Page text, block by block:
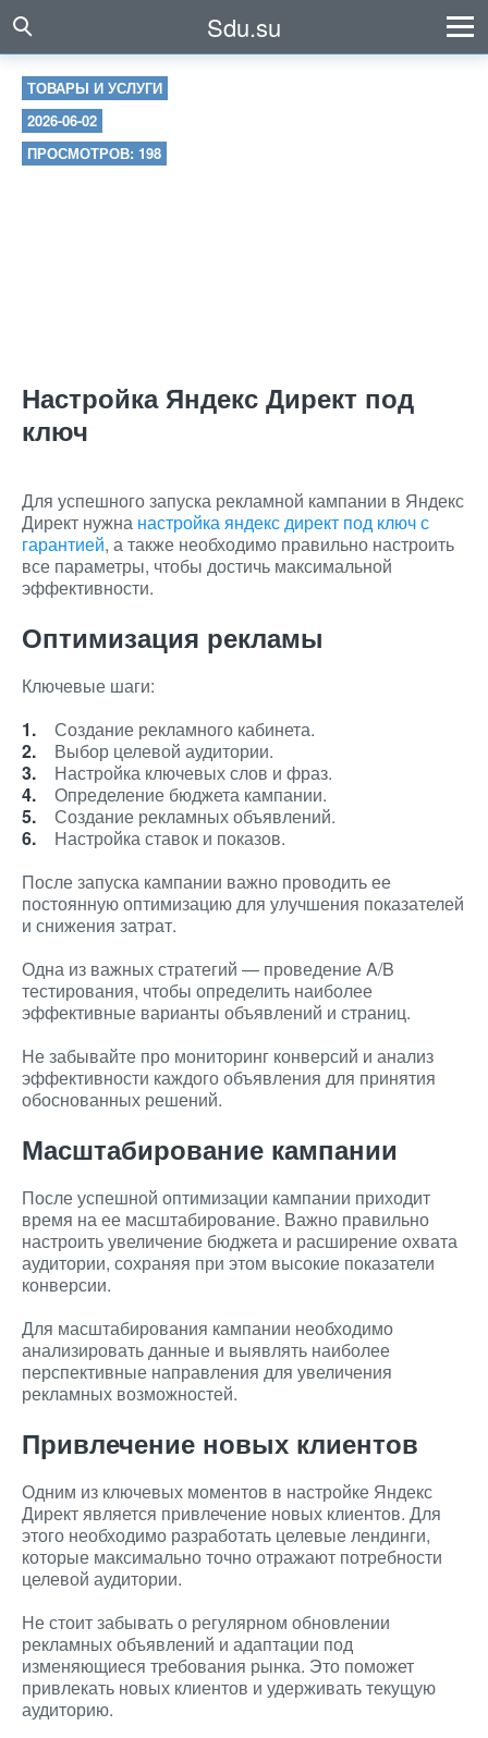
Sdu.su
ТОВАРЫ И УСЛУГИ
2026-06-02
ПРОСМОТРОВ: 198
Настройка Яндекс Директ под
ключ
Для успешного запуска рекламной кампании в Яндекс
Директ нужна настройка яндекс директ под ключ с
гарантией, а также необходимо правильно настроить
все параметры, чтобы достичь максимальной
эффективности.
Оптимизация рекламы
Ключевые шаги:
Создание рекламного кабинета.
Выбор целевой аудитории.
Настройка ключевых слов и фраз.
Определение бюджета кампании.
Создание рекламных объявлений.
Настройка ставок и показов.
После запуска кампании важно проводить ее
постоянную оптимизацию для улучшения показателей
и снижения затрат.
Одна из важных стратегий — проведение A/B
тестирования, чтобы определить наиболее
эффективные варианты объявлений и страниц.
Не забывайте про мониторинг конверсий и анализ
эффективности каждого объявления для принятия
обоснованных решений.
Масштабирование кампании
После успешной оптимизации кампании приходит
время на ее масштабирование. Важно правильно
настроить увеличение бюджета и расширение охвата
аудитории, сохраняя при этом высокие показатели
конверсии.
Для масштабирования кампании необходимо
анализировать данные и выявлять наиболее
перспективные направления для увеличения
рекламных возможностей.
Привлечение новых клиентов
Одним из ключевых моментов в настройке Яндекс
Директ является привлечение новых клиентов. Для
этого необходимо разработать целевые лендинги,
которые максимально точно отражают потребности
целевой аудитории.
Не стоит забывать о регулярном обновлении
рекламных объявлений и адаптации под
изменяющиеся требования рынка. Это поможет
привлекать новых клиентов и удерживать текущую
аудиторию.